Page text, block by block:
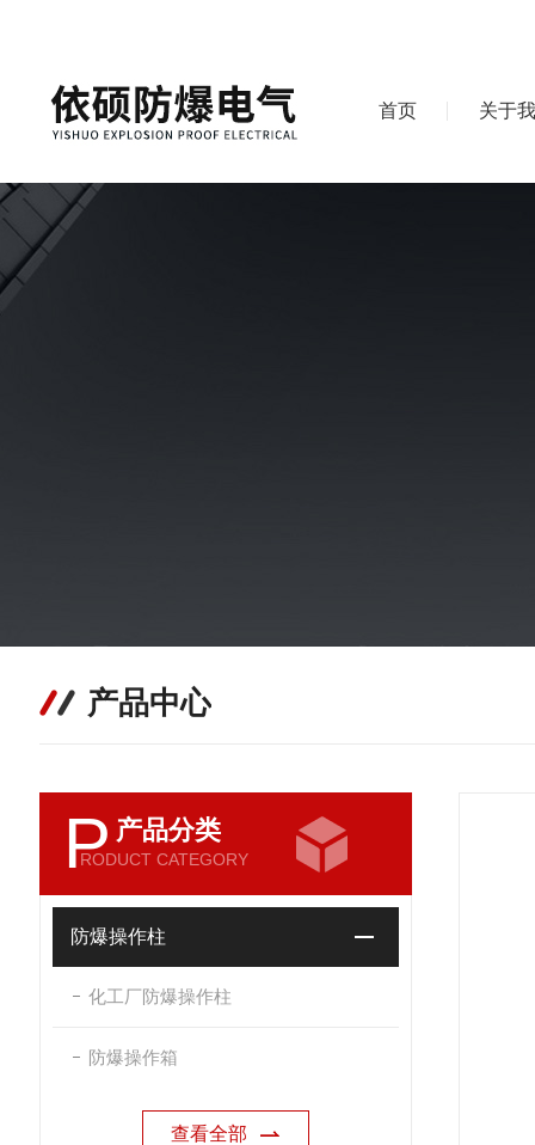
首页 关于
产品中心
P 产品分类
RODUCT CATEGORY
防爆操作柱
化工厂防爆操作柱
防爆操作箱
查看全部